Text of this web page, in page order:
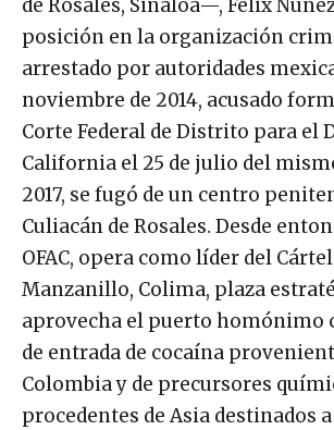
de Rosales, Sinaloa—, Félix
posición en la organización
arrestado por autoridades
noviembre de 2014, acusado
Corte Federal de Distrito para el
California el 25 de julio del
2017, se fugó de un centro
Culiacán de Rosales. Desde
OFAC, opera como líder del
Manzanillo, Colima, plaza
aprovecha el puerto homónimo
de entrada de cocaína
Colombia y de precursores
procedentes de Asia destinados